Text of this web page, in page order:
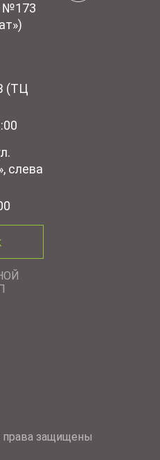
№173
(ТЦ
слева
права защищены